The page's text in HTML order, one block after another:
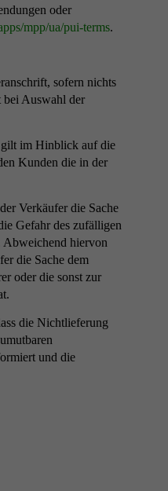
oder
/mpp/ua/pui-terms.
sofern nichts
bei Auswahl der
gilt im Hinblick auf die
Kunden die in der
Verkäufer die Sache
Gefahr des zufälligen
Abweichend hiervon
die Sache dem
oder die sonst zur
die Nichtlieferung
und die